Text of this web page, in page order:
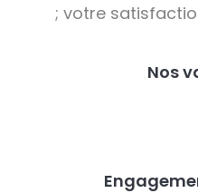
; votre
Nos